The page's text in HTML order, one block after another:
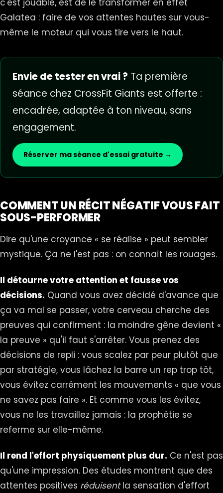
c'est jouable, est de le transformer en effet
Galatea : faire de vos attentes hautes sur vous-
même le moteur qui vous tire vers le haut.
Envie de tester en vrai ? Ta première
séance chez CrossFit Giants est offerte :
encadrée, adaptée à ton niveau, sans
engagement.
Réserver ma séance d'essai gratuite →
COMMENT UN RÉCIT NÉGATIF VOUS FAIT
SOUS-PERFORMER
Dire qu'une croyance « se réalise » peut sembler
mystique. Ça ne l'est pas : on connaît les rouages.
Il détourne votre attention et fausse vos
décisions. Quand vous avez décidé d'avance que
ça va mal se passer, votre cerveau cherche des
preuves qui confirment : la moindre gêne devient «
la preuve » qu'il faut s'arrêter. Vous prenez des
décisions de repli : vous scalez par peur plutôt que
par stratégie, vous lâchez la barre un rep trop tôt,
vous évitez carrément les mouvements « que vous
ne savez pas faire ». Et comme vous les évitez,
vous ne les travaillez jamais : la prophétie se
referme sur elle-même.
Il rend l'effort physiquement plus dur. Ce n'est pas
qu'une impression. Des études montrent que des
attentes positives réduisentla sensation d'effort